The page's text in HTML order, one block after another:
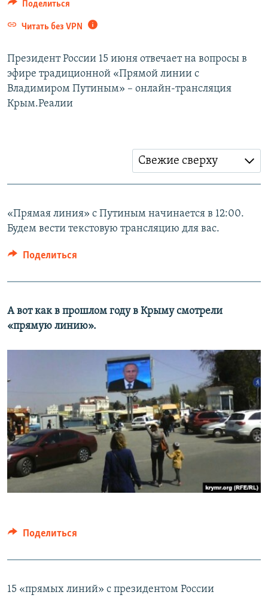
ПОБЕДИТЕЛЕЙ НЕ СУДЯТ?
ELIFBE
УКРАИНСКАЯ ПРОБЛЕМА КРЫМА
ПРИСОЕДИНЯЙТЕСЬ!
Все сайты RFE/RL
Поделиться
Читать без VPN
Президент России 15 июня отвечает на вопросы в
эфире традиционной «Прямой линии с
Владимиром Путиным» – онлайн-трансляция
Крым.Реалии
Свежие сверху
«Прямая линия» с Путиным начинается в 12:00.
Будем вести текстовую трансляцию для вас.
Поделиться
А вот как в прошлом году в Крыму смотрели
«прямую линию».
Поделиться
15 «прямых линий» с президентом России